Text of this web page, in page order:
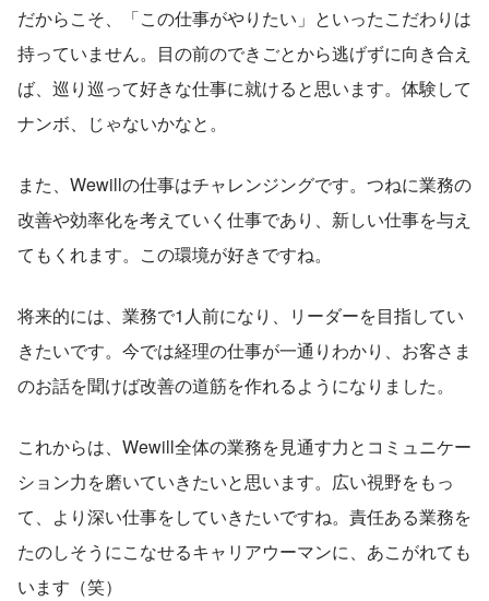
だからこそ、「この仕事がやりたい」といったこだわりは
持っていません。目の前のできごとから逃げずに向き合え
ば、巡り巡って好きな仕事に就けると思います。体験して
ナンボ、じゃないかなと。
また、Wewillの仕事はチャレンジングです。つねに業務の
改善や効率化を考えていく仕事であり、新しい仕事を与え
てもくれます。この環境が好きですね。
将来的には、業務で1人前になり、リーダーを目指してい
きたいです。今では経理の仕事が一通りわかり、お客さま
のお話を聞けば改善の道筋を作れるようになりました。
これからは、Wewill全体の業務を見通す力とコミュニケー
ション力を磨いていきたいと思います。広い視野をもっ
て、より深い仕事をしていきたいですね。責任ある業務を
たのしそうにこなせるキャリアウーマンに、あこがれても
います（笑）